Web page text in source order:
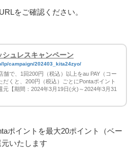
をご確認ください。
ュレスキャンペーン
lp/campaign/202403_kita24zyo/
で、1回200円（税込）以上をau PAY（コー
だくと、200円（税込）ごとにPontaポイント
【期間：2024年3月19日(火)～2024年3月31
ポイントを最大20ポイント（ベー
いたします